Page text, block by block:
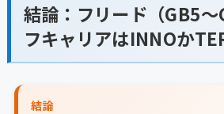
結論：フリード（GB5
フキャリアはINNOか
結論